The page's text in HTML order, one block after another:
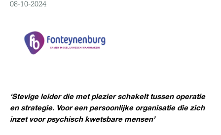
08-10-2024
‘Stevige leider die met plezier schakelt tussen operatie
en strategie. Voor een persoonlijke organisatie die zich
inzet voor psychisch kwetsbare mensen’